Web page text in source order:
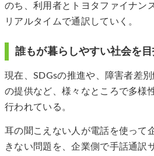
のち、利用者とトヨタファイナン
リアルタイムで通訳していく。
誰もが暮らしやすい社会を
現在、SDGsの推進や、障害者差
の提供など、様々なところで多様
行われている。
耳の聞こえない人が電話を使って
きない問題を、企業側で手話通訳